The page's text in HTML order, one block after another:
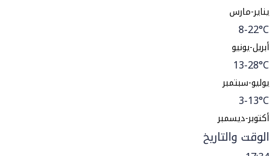
يناير-مارس
8-22°C
أبريل-يونيو
13-28°C
يوليو-سبتمبر
3-13°C
أكتوبر-ديسمبر
الوقت والتاريخ